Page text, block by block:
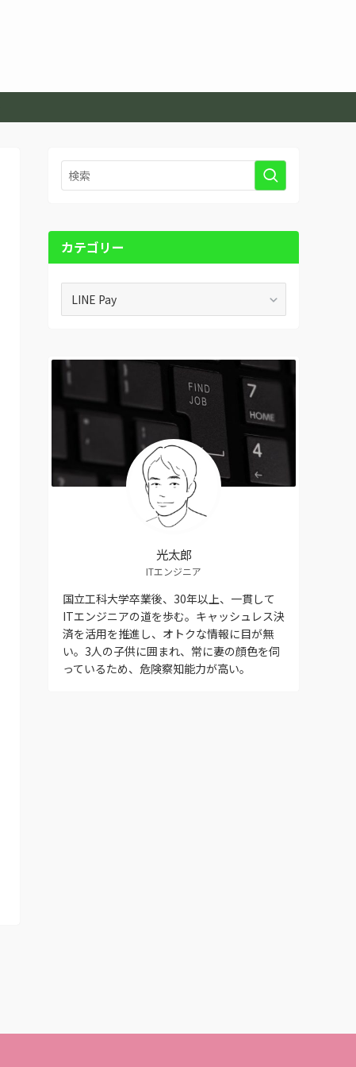
カテゴリー
ー
光太郎
ITエンジニア
国立工科大学卒業後、30年以上、一貫して
ITエンジニアの道を歩む。キャッシュレス決
済を活用を推進し、オトクな情報に目が無
い。3人の子供に囲まれ、常に妻の顔色を伺
っているため、危険察知能力が高い。